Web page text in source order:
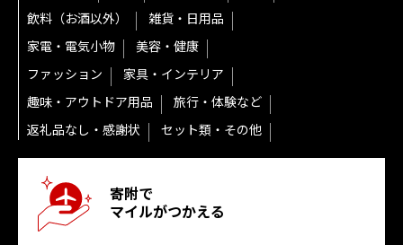
飲料（お酒以外）
雑貨・日用品
家電・電気小物
美容・健康
ファッション
家具・インテリア
趣味・アウトドア用品
旅行・体験など
返礼品なし・感謝状
セット類・その他
寄附で
マイルがつかえる